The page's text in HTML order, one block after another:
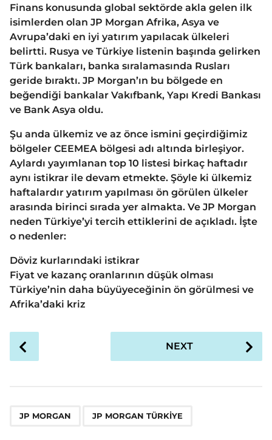
Finans konusunda global sektörde akla gelen ilk
isimlerden olan JP Morgan Afrika, Asya ve
Avrupa’daki en iyi yatırım yapılacak ülkeleri
belirtti. Rusya ve Türkiye listenin başında gelirken
Türk bankaları, banka sıralamasında Rusları
geride bıraktı. JP Morgan’ın bu bölgede en
beğendiği bankalar Vakıfbank, Yapı Kredi Bankası
ve Bank Asya oldu.
Şu anda ülkemiz ve az önce ismini geçirdiğimiz
bölgeler CEEMEA bölgesi adı altında birleşiyor.
Aylardı yayımlanan top 10 listesi birkaç haftadır
aynı istikrar ile devam etmekte. Şöyle ki ülkemiz
haftalardır yatırım yapılması ön görülen ülkeler
arasında birinci sırada yer almakta. Ve JP Morgan
neden Türkiye’yi tercih ettiklerini de açıkladı. İşte
o nedenler:
Döviz kurlarındaki istikrar
Fiyat ve kazanç oranlarının düşük olması
Türkiye’nin daha büyüyeceğinin ön görülmesi ve
Afrika’daki kriz
NEXT
JP MORGAN JP MORGAN TÜRKIYE